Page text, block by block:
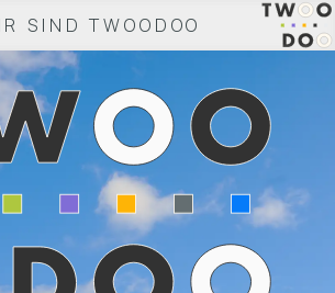
SIND TWOODOO